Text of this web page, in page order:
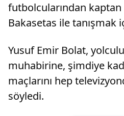
futbolcularından kaptan
Bakasetas ile tanışmak
Yusuf Emir Bolat,
muhabirine, şimdiye
maçlarını hep
söyledi.